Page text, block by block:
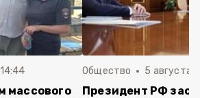
массового
Общество 5 августа ,
Президент РФ